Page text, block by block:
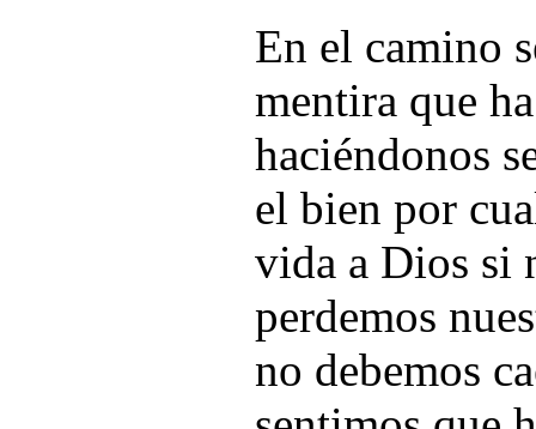
En el camino
mentira que
haciéndonos
el bien por
vida a Dios si
perdemos
no debemos